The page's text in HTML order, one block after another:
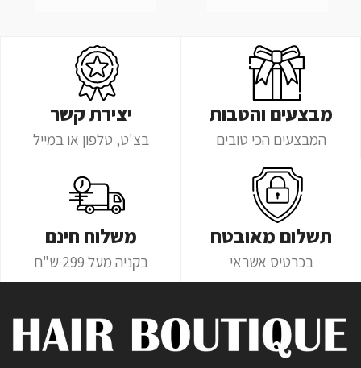
מבצעים והטבות
המבצעים הכי טובים
יצירת קשר
בצ'ט, טלפון או במייל
תשלום מאובטח
בכרטיס אשראי
משלוח חינם
בקניה מעל 299 ש"ח